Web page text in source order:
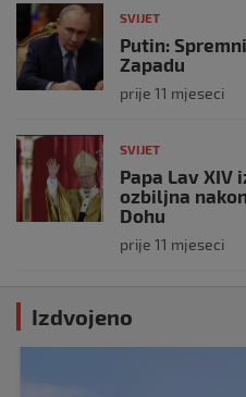
SVIJET
Putin:
Zapadu
prije 11 mjeseci
SVIJET
Papa Lav
ozbiljna
Dohu
prije 11 mjeseci
Izdvojeno